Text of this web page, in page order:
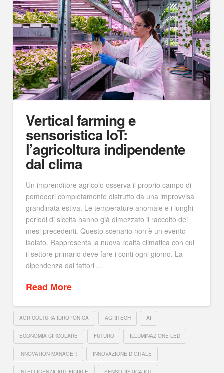
Vertical farming e
sensoristica IoT:
l’agricoltura indipendente
dal clima
Un imprenditore agricolo osserva il proprio campo di
pomodori completamente distrutto da una improvvisa
grandinata estiva. Le temperature anomale e i lunghi
periodi di siccità hanno già dimezzato il raccolto dei
mesi precedenti. Questo scenario non è un evento
isolato. Rappresenta la nuova realtà climatica con cui
il settore primario deve fare i conti ogni giorno. La
dipendenza dai fattori …
Read More
AGRICOLTURA IDROPONICA AGRITECH AI
ECONOMIA CIRCOLARE FUTURO ILLUMINAZIONE LED
INNOVATION MANAGER INNOVAZIONE DIGITALE